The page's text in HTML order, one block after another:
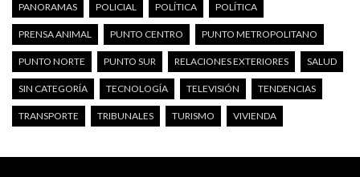
PANORAMAS POLICIAL POLÍTICA POLÍTICA
PRENSA ANIMAL PUNTO CENTRO PUNTO METROPOLITANO
PUNTO NORTE PUNTO SUR RELACIONES EXTERIORES SALUD
SIN CATEGORÍA TECNOLOGÍA TELEVISIÓN TENDENCIAS
TRANSPORTE TRIBUNALES TURISMO VIVIENDA